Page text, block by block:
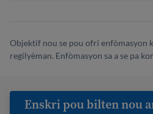
Objektif nou se pou ofri enfòmasyon
regilyèman. Enfòmasyon sa a se pa
Enskri pou bilten nou